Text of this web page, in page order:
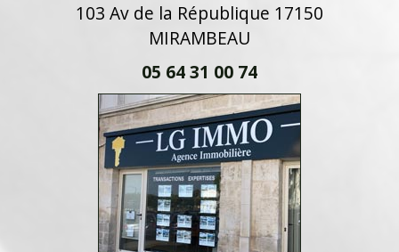
103 Av de la République 17150
MIRAMBEAU
05 64 31 00 74